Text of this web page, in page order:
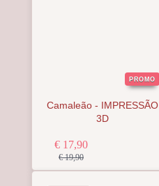
PROMO
Camaleão - IMPRESSÃO
3D
€ 17,90
€ 19,90